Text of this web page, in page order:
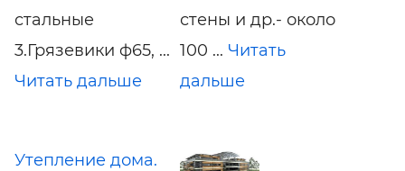
стальные
3.Грязевики ф65, ...
Читать дальше
стены и др.- около
100 ... Читать
дальше
Утепление дома.